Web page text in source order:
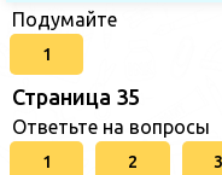
Подумайте
1
Страница 35
Ответьте на вопросы
1 2 3